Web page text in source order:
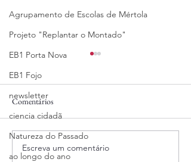
Agrupamento de Escolas de Mértola
Projeto "Replantar o Montado"
EB1 Porta Nova
EB1 Fojo
newsletter
ciencia cidadã
Natureza do Passado
ao longo do ano
05/06/2025
Comentários
Escreva um comentário